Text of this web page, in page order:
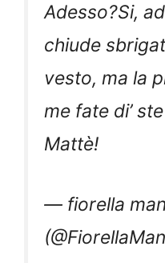
Adesso?Si,
chiude
vesto, ma la
me fate di’
Mattè!
— fiorella